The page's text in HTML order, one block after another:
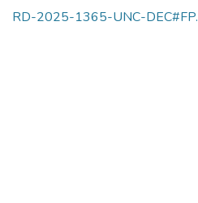
RD-2025-1365-UNC-